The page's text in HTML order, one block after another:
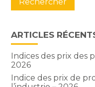
ARTICLES
Indices des prix des
2026
Indice des prix de